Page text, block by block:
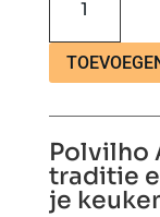
Azedo
Yoki
500g
aantal
Polvilho
traditie
je